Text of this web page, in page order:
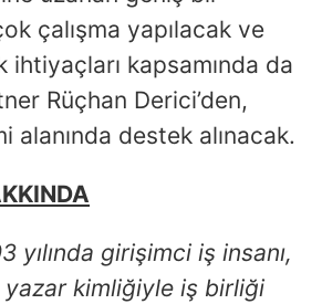
çalışma yapılacak ve
kapsamında da
Rüçhan Derici’den,
alanında destek alınacak.
yılında girişimci iş insanı,
yazar kimliğiyle iş birliği